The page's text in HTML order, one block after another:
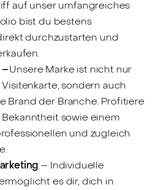
auf unser umfangreiches
bist du bestens
durchzustarten und
–Unsere Marke ist nicht nur
sondern auch
Brand der Branche. Profitiere
sowie einem
und zugleich
– Individuelle
es dir, dich in